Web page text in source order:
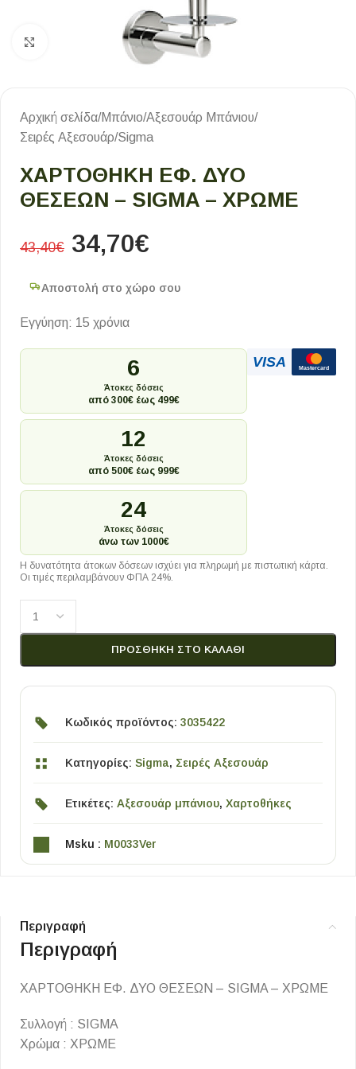
Κλικ για μεγέθυνση
Αρχική σελίδα/Μπάνιο/Αξεσουάρ Μπάνιου/
Σειρές Αξεσουάρ/Sigma
ΧΑΡΤΟΘΗΚΗ ΕΦ. ΔΥΟ
ΘΕΣΕΩΝ – SIGMA – ΧΡΩΜΕ
43,40€ 34,70€
Αποστολή στο χώρο σου
Εγγύηση: 15 χρόνια
6
Άτοκες δόσεις
από 300€ έως 499€
12
Άτοκες δόσεις
από 500€ έως 999€
24
Άτοκες δόσεις
άνω των 1000€
VISA Mastercard
Η δυνατότητα άτοκων δόσεων ισχύει για πληρωμή με πιστωτική κάρτα.
Οι τιμές περιλαμβάνουν ΦΠΑ 24%.
ΠΡΟΣΘΉΚΗ ΣΤΟ ΚΑΛΆΘΙ
Κωδικός προϊόντος: 3035422
Κατηγορίες: Sigma, Σειρές Αξεσουάρ
Ετικέτες: Αξεσουάρ μπάνιου, Χαρτοθήκες
Msku : M0033Ver
Περιγραφή
Περιγραφή
ΧΑΡΤΟΘΗΚΗ ΕΦ. ΔΥΟ ΘΕΣΕΩΝ – SIGMA – ΧΡΩΜΕ
Συλλογή : SIGMA
Χρώμα : ΧΡΩΜΕ